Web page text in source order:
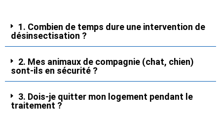
1. Combien de temps dure une intervention de
désinsectisation ?
2. Mes animaux de compagnie (chat, chien)
sont-ils en sécurité ?
3. Dois-je quitter mon logement pendant le
traitement ?